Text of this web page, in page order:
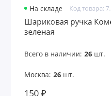
На складе Код товара:
Шариковая ручка
зеленая
Всего в наличии: 26шт.
Москва: 26шт.
150 ₽